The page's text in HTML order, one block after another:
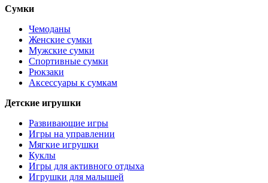
Сумки
Чемоданы
Женские сумки
Мужские сумки
Спортивные сумки
Рюкзаки
Аксессуары к сумкам
Детские игрушки
Развивающие игры
Игры на управлении
Мягкие игрушки
Куклы
Игры для активного отдыха
Игрушки для малышей